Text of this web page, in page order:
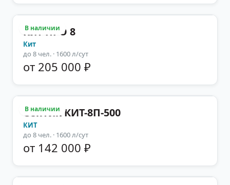
В наличии
Кит ПРО 8
Кит
до 8 чел. · 1600 л/сут
от 205 000 ₽
В наличии
Септик КИТ-8П-500
КИТ
до 8 чел. · 1600 л/сут
от 142 000 ₽